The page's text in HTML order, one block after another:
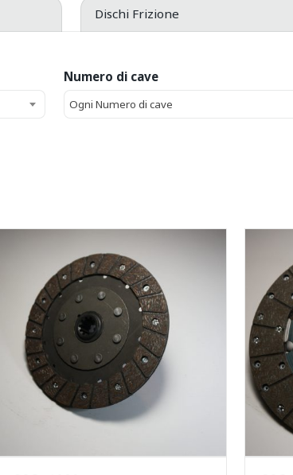
Dischi Frizione
Numero di cave
Ogni Numero di cave